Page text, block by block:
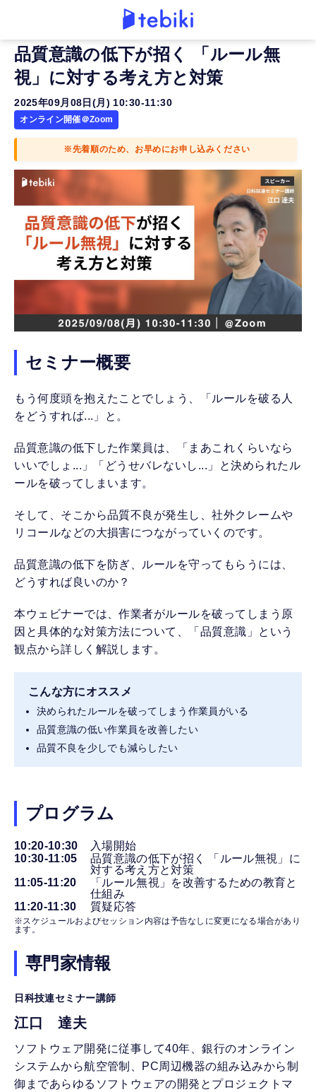
品質意識の低下が招く 「ルール無
視」に対する考え方と対策
2025年09月08日(月) 10:30-11:30
オンライン開催＠Zoom
※先着順のため、お早めにお申し込みください
セミナー概要
もう何度頭を抱えたことでしょう、「ルールを破る人
をどうすれば...」と。
品質意識の低下した作業員は、「まあこれくらいなら
いいでしょ...」「どうせバレないし...」と決められたル
ールを破ってしまいます。
そして、そこから品質不良が発生し、社外クレームや
リコールなどの大損害につながっていくのです。
品質意識の低下を防ぎ、ルールを守ってもらうには、
どうすれば良いのか？
本ウェビナーでは、作業者がルールを破ってしまう原
因と具体的な対策方法について、「品質意識」という
観点から詳しく解説します。
こんな方にオススメ
決められたルールを破ってしまう作業員がいる
品質意識の低い作業員を改善したい
品質不良を少しでも減らしたい
プログラム
10:20-10:30
入場開始
10:30-11:05
品質意識の低下が招く 「ルール無視」に
対する考え方と対策
11:05-11:20
「ルール無視」を改善するための教育と
仕組み
11:20-11:30
質疑応答
※スケジュールおよびセッション内容は予告なしに変更になる場合があり
ます。
専門家情報
日科技連セミナー講師
江口 達夫
ソフトウェア開発に従事して40年、銀行のオンライン
システムから航空管制、PC周辺機器の組み込みから制
御まであらゆるソフトウェアの開発とプロジェクトマ